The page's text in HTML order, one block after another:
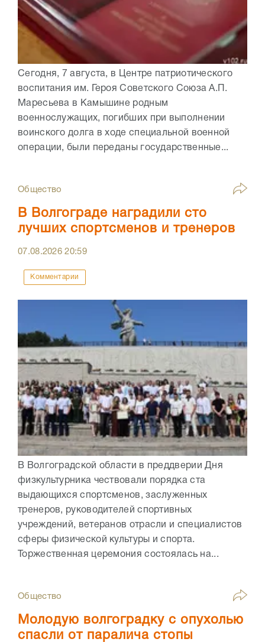
Сегодня, 7 августа, в Центре патриотического
воспитания им. Героя Советского Союза А.П.
Маресьева в Камышине родным
военнослужащих, погибших при выполнении
воинского долга в ходе специальной военной
операции, были переданы государственные...
Общество
В Волгограде наградили сто
лучших спортсменов и тренеров
07.08.202620:59
Комментарии
В Волгоградской области в преддверии Дня
физкультурника чествовали порядка ста
выдающихся спортсменов, заслуженных
тренеров, руководителей спортивных
учреждений, ветеранов отрасли и специалистов
сферы физической культуры и спорта.
Торжественная церемония состоялась на...
Общество
Молодую волгоградку с опухолью
спасли от паралича стопы